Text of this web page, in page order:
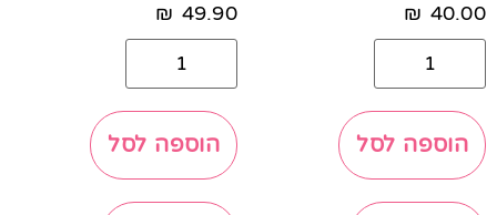
40.00
₪
הוספה לסל
49.90
₪
הוספה לסל